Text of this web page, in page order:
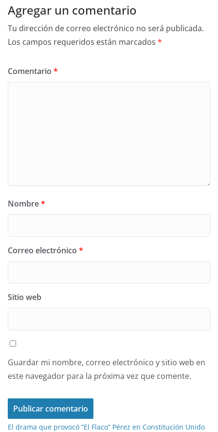
Agregar un comentario
Tu dirección de correo electrónico no será publicada.
Los campos requeridos están marcados *
Comentario *
Nombre*
Correo electrónico *
Sitio web
Guardar mi nombre, correo electrónico y sitio web en
este navegador para la próxima vez que comente.
El drama que provocó “El Flaco” Pérez en Constitución Unido